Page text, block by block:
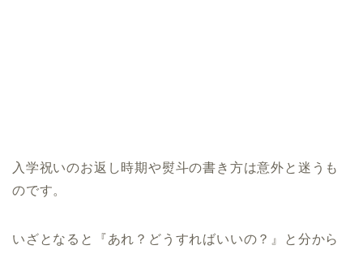
入学祝いのお返し時期や熨斗の書き方は意外と迷うも
のです。
いざとなると『あれ？どうすればいいの？』と分から